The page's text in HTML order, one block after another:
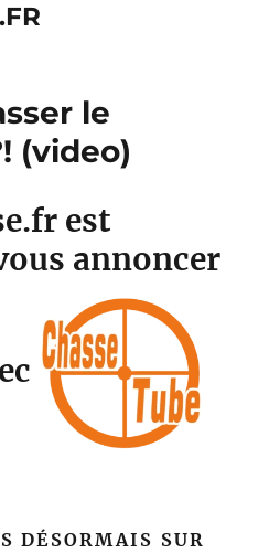
le
(video)
est
annoncer
DÉSORMAIS SUR